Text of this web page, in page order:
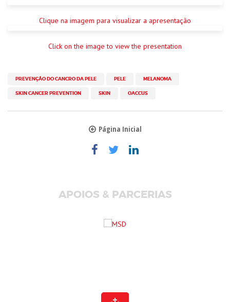
Clique na imagem para visualizar a apresentação
Click on the image to view the presentation
PREVENÇÃO DO CANCRO DA PELE PELE MELANOMA
SKIN CANCER PREVENTION SKIN OACCUS
Página Inicial
APOIOS & PARCERIAS